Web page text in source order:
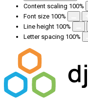
Content scaling 100%
Font size 100%
Line height 100%
Letter spacing 100%